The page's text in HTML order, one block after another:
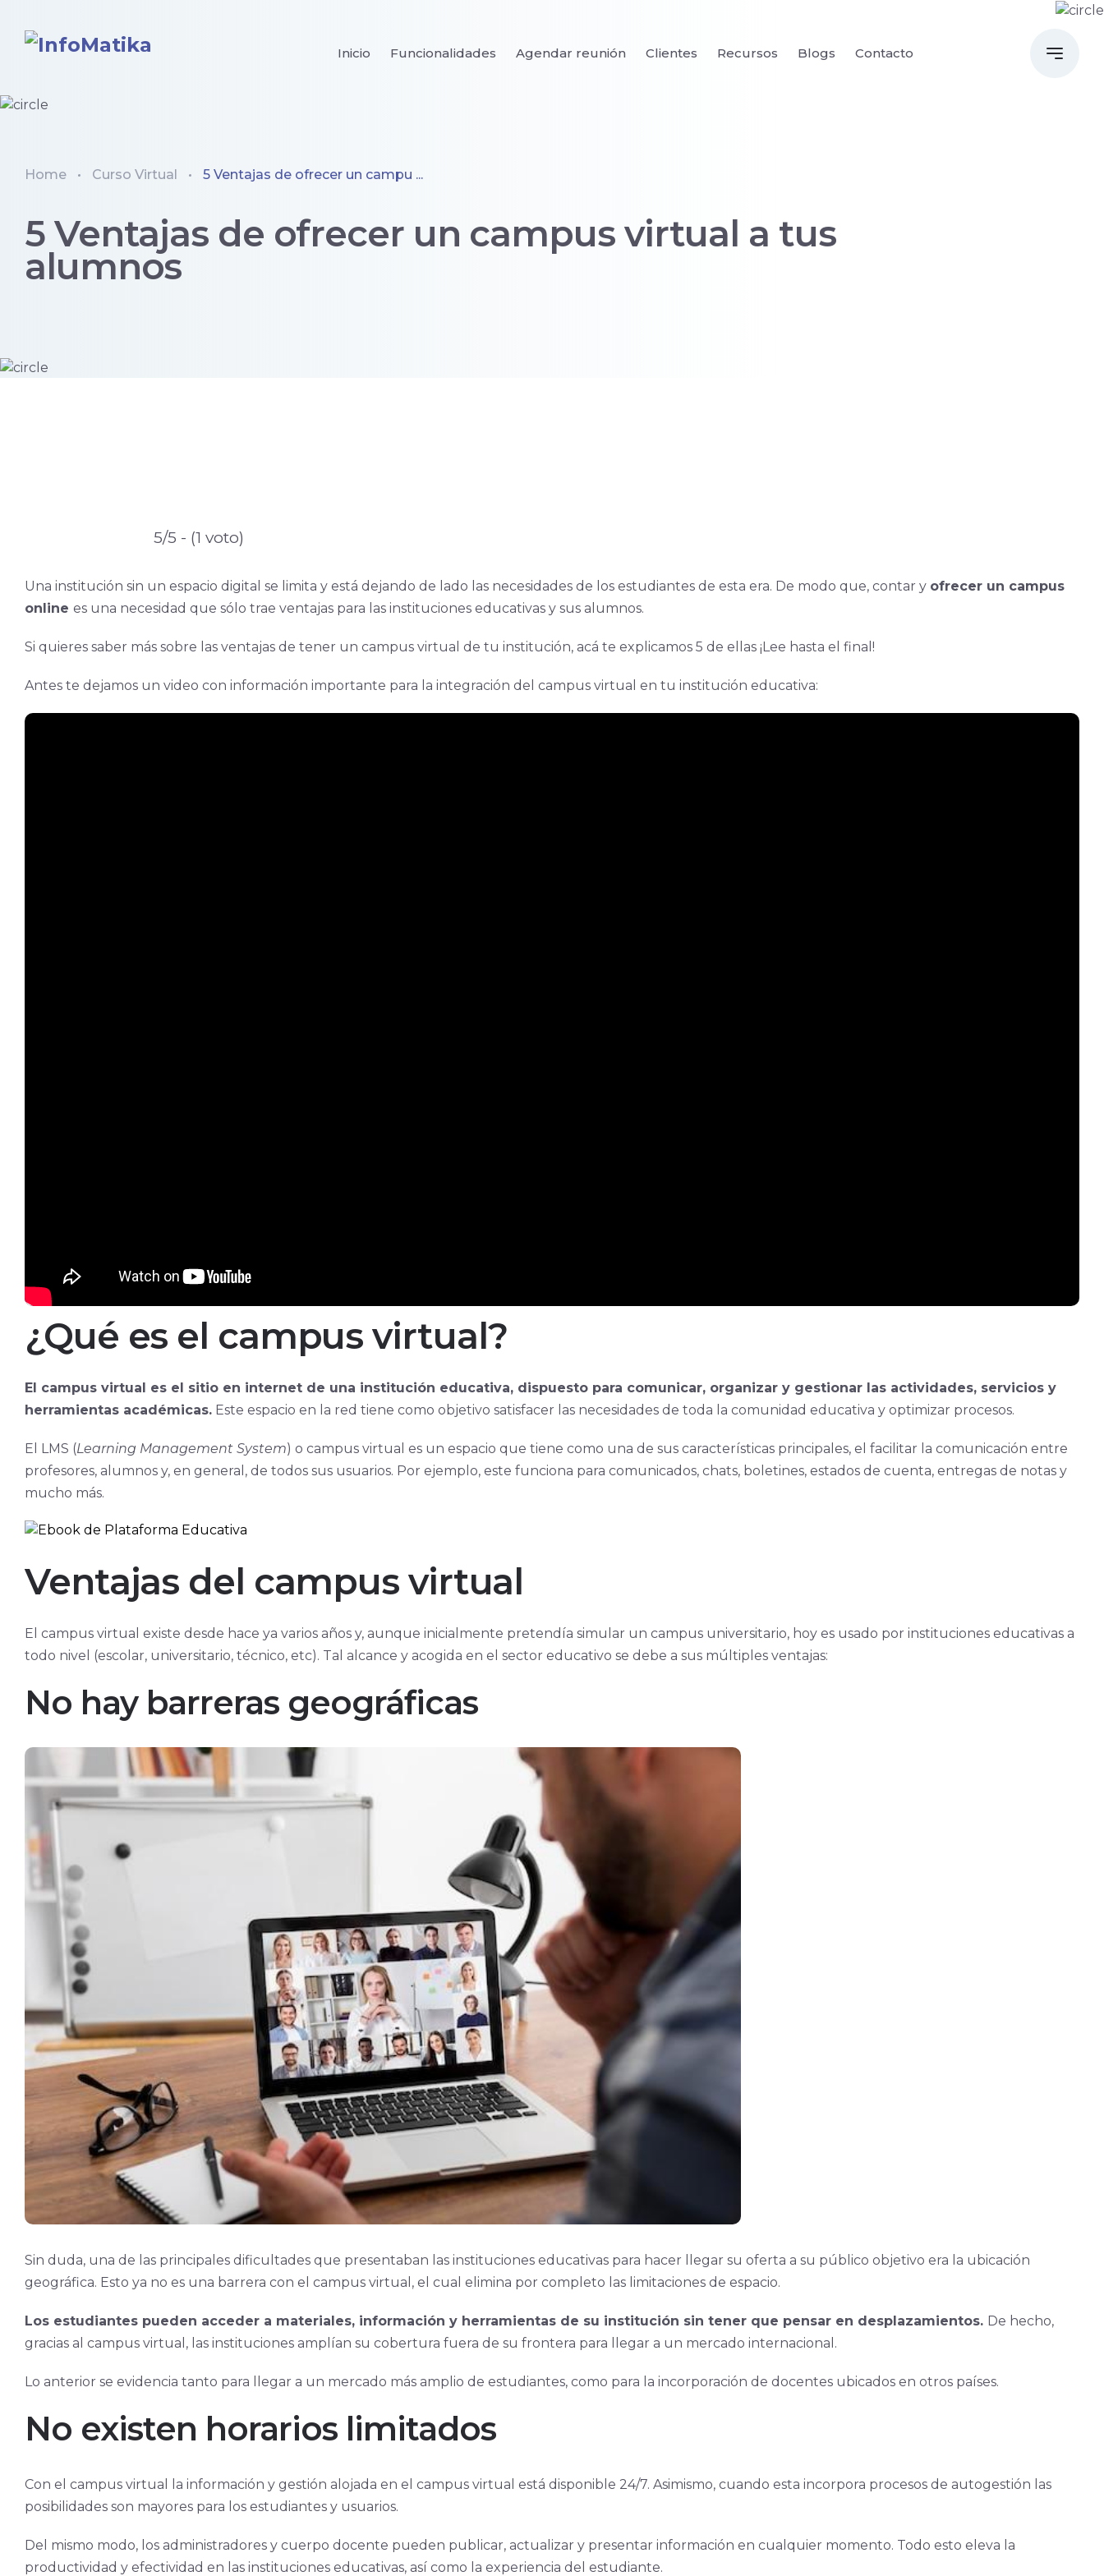
Inicio Funcionalidades Agendar reunión Clientes Recursos Blogs Contacto
Home Curso Virtual 5 Ventajas de ofrecer un campu ...
5 Ventajas de ofrecer un campus virtual a tus
alumnos
5/5 - (1 voto)
Una institución sin un espacio digital se limita y está dejando de lado las necesidades de los estudiantes de esta era. De modo que, contar y ofrecer un campus
online es una necesidad que sólo trae ventajas para las instituciones educativas y sus alumnos.
Si quieres saber más sobre las ventajas de tener un campus virtual de tu institución, acá te explicamos 5 de ellas ¡Lee hasta el final!
Antes te dejamos un video con información importante para la integración del campus virtual en tu institución educativa:
¿Qué es el campus virtual?
El campus virtual es el sitio en internet de una institución educativa, dispuesto para comunicar, organizar y gestionar las actividades, servicios y
herramientas académicas. Este espacio en la red tiene como objetivo satisfacer las necesidades de toda la comunidad educativa y optimizar procesos.
El LMS (Learning Management System) o campus virtual es un espacio que tiene como una de sus características principales, el facilitar la comunicación entre
profesores, alumnos y, en general, de todos sus usuarios. Por ejemplo, este funciona para comunicados, chats, boletines, estados de cuenta, entregas de notas y
mucho más.
Ventajas del campus virtual
El campus virtual existe desde hace ya varios años y, aunque inicialmente pretendía simular un campus universitario, hoy es usado por instituciones educativas a
todo nivel (escolar, universitario, técnico, etc). Tal alcance y acogida en el sector educativo se debe a sus múltiples ventajas:
No hay barreras geográficas
Sin duda, una de las principales dificultades que presentaban las instituciones educativas para hacer llegar su oferta a su público objetivo era la ubicación
geográfica. Esto ya no es una barrera con el campus virtual, el cual elimina por completo las limitaciones de espacio.
Los estudiantes pueden acceder a materiales, información y herramientas de su institución sin tener que pensar en desplazamientos. De hecho,
gracias al campus virtual, las instituciones amplían su cobertura fuera de su frontera para llegar a un mercado internacional.
Lo anterior se evidencia tanto para llegar a un mercado más amplio de estudiantes, como para la incorporación de docentes ubicados en otros países.
No existen horarios limitados
Con el campus virtual la información y gestión alojada en el campus virtual está disponible 24/7. Asimismo, cuando esta incorpora procesos de autogestión las
posibilidades son mayores para los estudiantes y usuarios.
Del mismo modo, los administradores y cuerpo docente pueden publicar, actualizar y presentar información en cualquier momento. Todo esto eleva la
productividad y efectividad en las instituciones educativas, así como la experiencia del estudiante.